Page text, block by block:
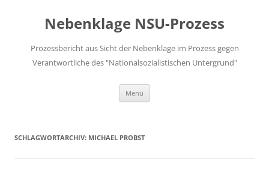
springenNebenklage NSU-Prozess
Prozessbericht aus Sicht der Nebenklage im Prozess gegen
Verantwortliche des "Nationalsozialistischen Untergrund"
Menü
SCHLAGWORTARCHIV: MICHAEL PROBST